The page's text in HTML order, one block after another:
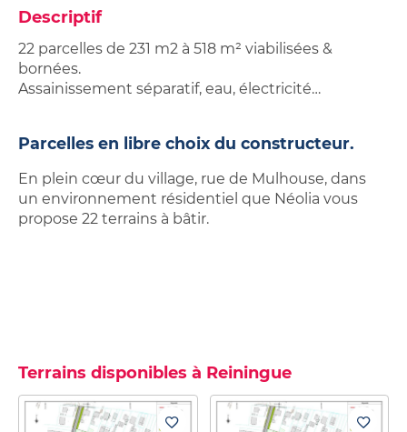
Descriptif
22 parcelles de 231 m2 à 518 m² viabilisées &
bornées.
Assainissement séparatif, eau, électricité…
Parcelles en libre choix du constructeur.
En plein cœur du village, rue de Mulhouse, dans
un environnement résidentiel que Néolia vous
propose 22 terrains à bâtir.
Terrains disponibles à Reiningue